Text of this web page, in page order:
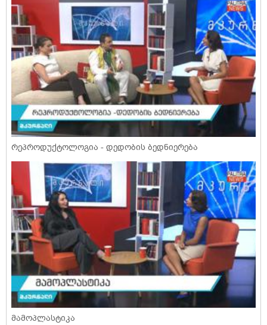
რეპროდუქტოლოგია - დედობის ბედნიერება
მამოპლასტიკა